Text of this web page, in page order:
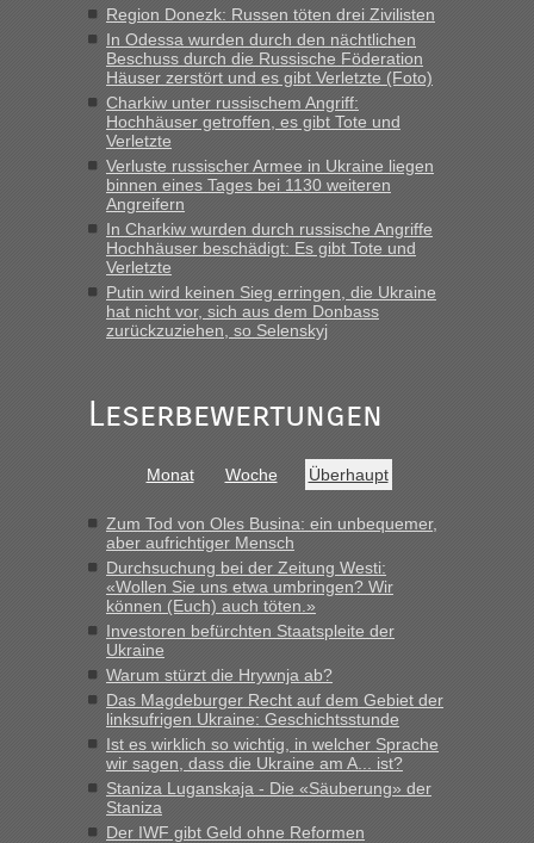
„Hallo Leute, ich weiß nicht, ob ich hier richtig bin mit meiner
Anfrage. Ich möchte 4 Umzugskartons mit gebrauchter
Straßen Kleidung bei der Einreise in die Ukraine
mitnehmen. Es ist gebrauchte Kleidung...“
Berichte und Reisetipps • Re: An welchem
Grenzübergang zwischen Polen und der Ukraine geht es am
schnellsten?
„Wir sind mit unserem Wohnmobil, wie geplant am Montag
15.6. in Krakovets rüber. Sehr zeitig los gegen 5 Uhr in der
Früh. Mit sehr sehr wenig Verkehr, super bis zur Grenze. Nur
8 PKW vor der Schranke....“
Berichte und Reisetipps • Re: An welchem
Grenzübergang zwischen Polen und der Ukraine geht es am
„Gestern 6 Stunden warten vor der Grenze Richtung Polen
in Krakowez mit dem Kleinbus. Abfertigung ging dann
Berichte und Reisetipps • Re: An welchem
Grenzübergang zwischen Polen und der Ukraine geht es am
schnellsten?
„Bin am Montag 15.6.26 um 8 Uhr in Urgyniw ausgereist,
das erste Mal an einem Montagmorgen ca. 15 Fahrzeuge
vor mir, bin sonst der Erste oder Zweite, egal, nach ca 20
Minuten wurde dann die nächste Welle...“
Berichte und Reisetipps • Re: An welchem
Grenzübergang zwischen Polen und der Ukraine geht es am
schnellsten?
„Derzeit, ist es überall sehr voll an den Grenzen Ukraine/
Polen. Zb. Krakovets 100 PKW ca. 10 h Wartezeit. Wollen
Montag rüber, versuchen es sehr früh.“
Region Donezk: Russen töten drei Zivilisten
In Odessa wurden durch den nächtlichen
Beschuss durch die Russische Föderation
Häuser zerstört und es gibt Verletzte (Foto)
Charkiw unter russischem Angriff:
Hochhäuser getroffen, es gibt Tote und
Verletzte
Verluste russischer Armee in Ukraine liegen
binnen eines Tages bei 1130 weiteren
Angreifern
In Charkiw wurden durch russische Angriffe
Hochhäuser beschädigt: Es gibt Tote und
Verletzte
Putin wird keinen Sieg erringen, die Ukraine
hat nicht vor, sich aus dem Donbass
zurückzuziehen, so Selenskyj
Leserbewertungen
Monat Woche Überhaupt
Zum Tod von Oles Busina: ein unbequemer,
aber aufrichtiger Mensch
Durchsuchung bei der Zeitung Westi:
«Wollen Sie uns etwa umbringen? Wir
können (Euch) auch töten.»
Investoren befürchten Staatspleite der
Ukraine
Warum stürzt die Hrywnja ab?
Das Magdeburger Recht auf dem Gebiet der
linksufrigen Ukraine: Geschichtsstunde
Ist es wirklich so wichtig, in welcher Sprache
wir sagen, dass die Ukraine am A... ist?
Staniza Luganskaja - Die «Säuberung» der
Staniza
Der IWF gibt Geld ohne Reformen